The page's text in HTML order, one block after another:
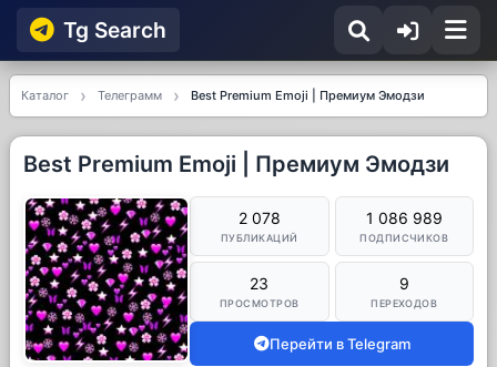
Tg Searсh
Каталог Телеграмм Best Premium Emoji | Премиум Эмодзи
Best Premium Emoji | Премиум Эмодзи
2 078
ПУБЛИКАЦИЙ
1 086 989
ПОДПИСЧИКОВ
23
ПРОСМОТРОВ
9
ПЕРЕХОДОВ
Перейти в Telegram